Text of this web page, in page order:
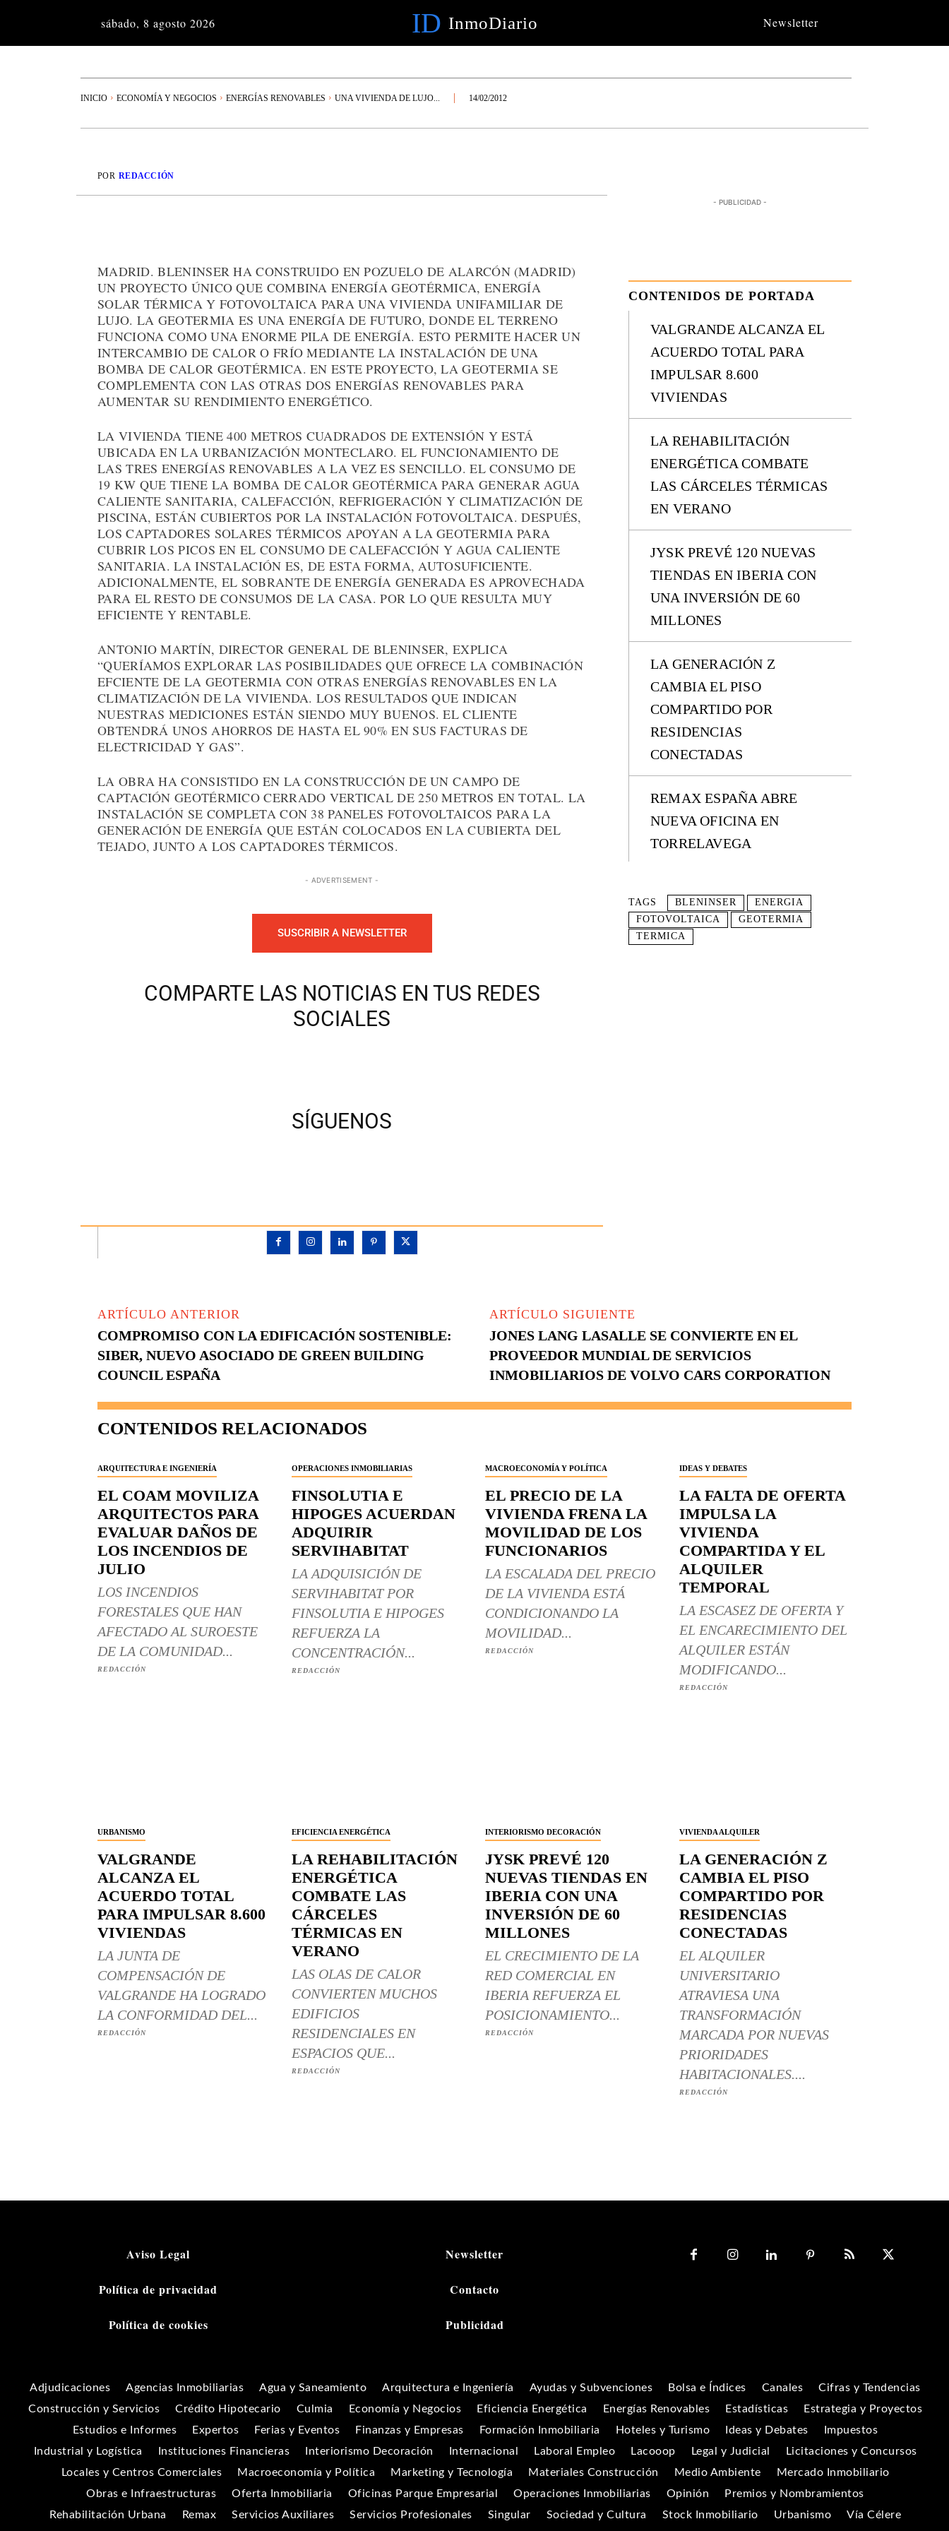
sábado, 8 agosto 2026 ID InmoDiario Newsletter
INICIO ECONOMÍA Y NEGOCIOS ENERGÍAS RENOVABLES UNA VIVIENDA DE LUJO... 14/02/2012
POR REDACCIÓN
MADRID. BLENINSER HA CONSTRUIDO EN POZUELO DE ALARCÓN (MADRID)
UN PROYECTO ÚNICO QUE COMBINA ENERGÍA GEOTÉRMICA, ENERGÍA
SOLAR TÉRMICA Y FOTOVOLTAICA PARA UNA VIVIENDA UNIFAMILIAR DE
LUJO. LA GEOTERMIA ES UNA ENERGÍA DE FUTURO, DONDE EL TERRENO
FUNCIONA COMO UNA ENORME PILA DE ENERGÍA. ESTO PERMITE HACER UN
INTERCAMBIO DE CALOR O FRÍO MEDIANTE LA INSTALACIÓN DE UNA
BOMBA DE CALOR GEOTÉRMICA. EN ESTE PROYECTO, LA GEOTERMIA SE
COMPLEMENTA CON LAS OTRAS DOS ENERGÍAS RENOVABLES PARA
AUMENTAR SU RENDIMIENTO ENERGÉTICO.
LA VIVIENDA TIENE 400 METROS CUADRADOS DE EXTENSIÓN Y ESTÁ
UBICADA EN LA URBANIZACIÓN MONTECLARO. EL FUNCIONAMIENTO DE
LAS TRES ENERGÍAS RENOVABLES A LA VEZ ES SENCILLO. EL CONSUMO DE
19 KW QUE TIENE LA BOMBA DE CALOR GEOTÉRMICA PARA GENERAR AGUA
CALIENTE SANITARIA, CALEFACCIÓN, REFRIGERACIÓN Y CLIMATIZACIÓN DE
PISCINA, ESTÁN CUBIERTOS POR LA INSTALACIÓN FOTOVOLTAICA. DESPUÉS,
LOS CAPTADORES SOLARES TÉRMICOS APOYAN A LA GEOTERMIA PARA
CUBRIR LOS PICOS EN EL CONSUMO DE CALEFACCIÓN Y AGUA CALIENTE
SANITARIA. LA INSTALACIÓN ES, DE ESTA FORMA, AUTOSUFICIENTE.
ADICIONALMENTE, EL SOBRANTE DE ENERGÍA GENERADA ES APROVECHADA
PARA EL RESTO DE CONSUMOS DE LA CASA. POR LO QUE RESULTA MUY
EFICIENTE Y RENTABLE.
ANTONIO MARTÍN, DIRECTOR GENERAL DE BLENINSER, EXPLICA
“QUERÍAMOS EXPLORAR LAS POSIBILIDADES QUE OFRECE LA COMBINACIÓN
EFCIENTE DE LA GEOTERMIA CON OTRAS ENERGÍAS RENOVABLES EN LA
CLIMATIZACIÓN DE LA VIVIENDA. LOS RESULTADOS QUE INDICAN
NUESTRAS MEDICIONES ESTÁN SIENDO MUY BUENOS. EL CLIENTE
OBTENDRÁ UNOS AHORROS DE HASTA EL 90% EN SUS FACTURAS DE
ELECTRICIDAD Y GAS”.
LA OBRA HA CONSISTIDO EN LA CONSTRUCCIÓN DE UN CAMPO DE
CAPTACIÓN GEOTÉRMICO CERRADO VERTICAL DE 250 METROS EN TOTAL. LA
INSTALACIÓN SE COMPLETA CON 38 PANELES FOTOVOLTAICOS PARA LA
GENERACIÓN DE ENERGÍA QUE ESTÁN COLOCADOS EN LA CUBIERTA DEL
TEJADO, JUNTO A LOS CAPTADORES TÉRMICOS.
- ADVERTISEMENT -
SUSCRIBIR A NEWSLETTER
COMPARTE LAS NOTICIAS EN TUS REDES
SOCIALES
SÍGUENOS
- PUBLICIDAD -
CONTENIDOS DE PORTADA
VALGRANDE ALCANZA EL
ACUERDO TOTAL PARA
IMPULSAR 8.600
VIVIENDAS
LA REHABILITACIÓN
ENERGÉTICA COMBATE
LAS CÁRCELES TÉRMICAS
EN VERANO
JYSK PREVÉ 120 NUEVAS
TIENDAS EN IBERIA CON
UNA INVERSIÓN DE 60
MILLONES
LA GENERACIÓN Z
CAMBIA EL PISO
COMPARTIDO POR
RESIDENCIAS
CONECTADAS
REMAX ESPAÑA ABRE
NUEVA OFICINA EN
TORRELAVEGA
TAGS BLENINSER
ENERGIA
FOTOVOLTAICA
GEOTERMIA
TERMICA
ARTÍCULO ANTERIOR
COMPROMISO CON LA EDIFICACIÓN SOSTENIBLE:
SIBER, NUEVO ASOCIADO DE GREEN BUILDING
COUNCIL ESPAÑA
ARTÍCULO SIGUIENTE
JONES LANG LASALLE SE CONVIERTE EN EL
PROVEEDOR MUNDIAL DE SERVICIOS
INMOBILIARIOS DE VOLVO CARS CORPORATION
CONTENIDOS RELACIONADOS
ARQUITECTURA E INGENIERÍA
EL COAM MOVILIZA
ARQUITECTOS PARA
EVALUAR DAÑOS DE
LOS INCENDIOS DE
JULIO
LOS INCENDIOS
FORESTALES QUE HAN
AFECTADO AL SUROESTE
DE LA COMUNIDAD...
REDACCIÓN
OPERACIONES INMOBILIARIAS
FINSOLUTIA E
HIPOGES ACUERDAN
ADQUIRIR
SERVIHABITAT
LA ADQUISICIÓN DE
SERVIHABITAT POR
FINSOLUTIA E HIPOGES
REFUERZA LA
CONCENTRACIÓN...
REDACCIÓN
MACROECONOMÍA Y POLÍTICA
EL PRECIO DE LA
VIVIENDA FRENA LA
MOVILIDAD DE LOS
FUNCIONARIOS
LA ESCALADA DEL PRECIO
DE LA VIVIENDA ESTÁ
CONDICIONANDO LA
MOVILIDAD...
REDACCIÓN
IDEAS Y DEBATES
LA FALTA DE OFERTA
IMPULSA LA
VIVIENDA
COMPARTIDA Y EL
ALQUILER
TEMPORAL
LA ESCASEZ DE OFERTA Y
EL ENCARECIMIENTO DEL
ALQUILER ESTÁN
MODIFICANDO...
REDACCIÓN
URBANISMO
VALGRANDE
ALCANZA EL
ACUERDO TOTAL
PARA IMPULSAR 8.600
VIVIENDAS
LA JUNTA DE
COMPENSACIÓN DE
VALGRANDE HA LOGRADO
LA CONFORMIDAD DEL...
REDACCIÓN
EFICIENCIA ENERGÉTICA
LA REHABILITACIÓN
ENERGÉTICA
COMBATE LAS
CÁRCELES
TÉRMICAS EN
VERANO
LAS OLAS DE CALOR
CONVIERTEN MUCHOS
EDIFICIOS
RESIDENCIALES EN
ESPACIOS QUE...
REDACCIÓN
INTERIORISMO DECORACIÓN
JYSK PREVÉ 120
NUEVAS TIENDAS EN
IBERIA CON UNA
INVERSIÓN DE 60
MILLONES
EL CRECIMIENTO DE LA
RED COMERCIAL EN
IBERIA REFUERZA EL
POSICIONAMIENTO...
REDACCIÓN
VIVIENDA ALQUILER
LA GENERACIÓN Z
CAMBIA EL PISO
COMPARTIDO POR
RESIDENCIAS
CONECTADAS
EL ALQUILER
UNIVERSITARIO
ATRAVIESA UNA
TRANSFORMACIÓN
MARCADA POR NUEVAS
PRIORIDADES
HABITACIONALES....
REDACCIÓN
Aviso Legal
Política de privacidad
Política de cookies
Newsletter
Contacto
Publicidad
Adjudicaciones Agencias Inmobiliarias Agua y Saneamiento Arquitectura e Ingeniería Ayudas y Subvenciones Bolsa e Índices Canales
Cifras y Tendencias
Construcción y Servicios
Crédito Hipotecario Culmia Economía y Negocios Eficiencia Energética Energías Renovables Estadísticas
Estrategia y Proyectos
Estudios e Informes
Expertos Ferias y Eventos Finanzas y Empresas Formación Inmobiliaria Hoteles y Turismo Ideas y Debates
Impuestos
Industrial y Logística
Instituciones Financieras Interiorismo Decoración Internacional Laboral Empleo Lacooop Legal y Judicial
Licitaciones y Concursos
Locales y Centros Comerciales
Macroeconomía y Política Marketing y Tecnología Materiales Construcción Medio Ambiente
Mercado Inmobiliario
Obras e Infraestructuras
Oferta Inmobiliaria Oficinas Parque Empresarial Operaciones Inmobiliarias Opinión
Premios y Nombramientos
Rehabilitación Urbana
Remax Servicios Auxiliares Servicios Profesionales Singular Sociedad y Cultura Stock Inmobiliario Urbanismo
Vía Célere